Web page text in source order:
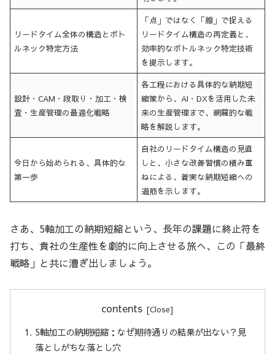
リードタイム全体の構造とボト
ルネック特定方法
「点」ではなく「線」で捉える
リードタイム構造の再定義と、
効率的なボトルネック特定技術
を提示します。
設計・CAM・段取り・加工・検
査・生産管理の最適化戦略
各工程における具体的な納期短
縮策から、AI・DXを活用した未
来の生産管理まで、網羅的な戦
略を解説します。
今日から始められる、具体的な
第一歩
自社のリードタイム構造の見直
しと、小さな改善習慣の積み重
ねによる、着実な納期短縮への
道筋を示します。
さあ、5軸加工の納期短縮という、長年の課題に終止符を
打ち、貴社の生産性を劇的に向上させる旅へ、この「最終
戦略」と共に漕ぎ出しましょう。
contents
5軸加工の納期短縮：なぜ期待通りの結果が出ない？見
落としがちな落とし穴